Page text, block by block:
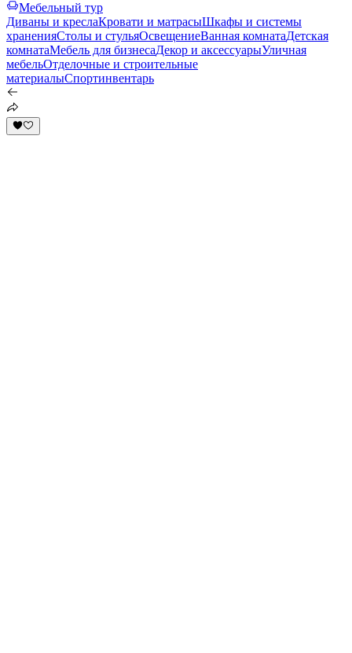
Мебельный тур
Диваны и креслаКровати и матрасыШкафы и системы
храненияСтолы и стульяОсвещениеВанная комнатаДетская
комнатаМебель для бизнесаДекор и аксессуарыУличная
мебельОтделочные и строительные
материалыСпортинвентарь